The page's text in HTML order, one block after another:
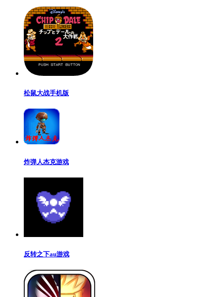
松鼠大战手机版
炸弹人杰克游戏
反转之下au游戏